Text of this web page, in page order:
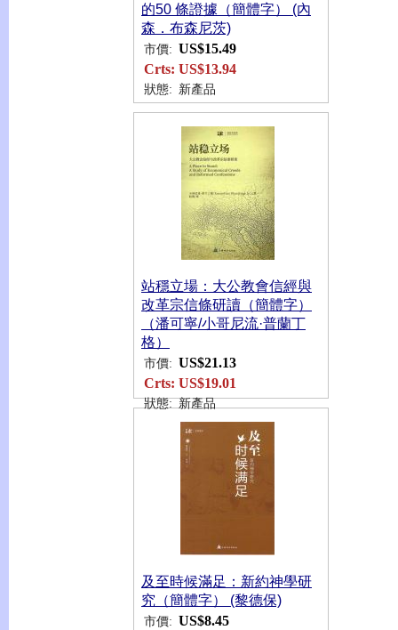
的50 條證據（簡體字） (內
森．布森尼茨)
市價: US$15.49
Crts: US$13.94
狀態: 新產品
站穩立場：大公教會信經與
改革宗信條研讀（簡體字）
（潘可寧/小哥尼流·普蘭丁
格）
市價: US$21.13
Crts: US$19.01
狀態: 新產品
及至時候滿足：新約神學研
究（簡體字） (黎德保)
市價: US$8.45